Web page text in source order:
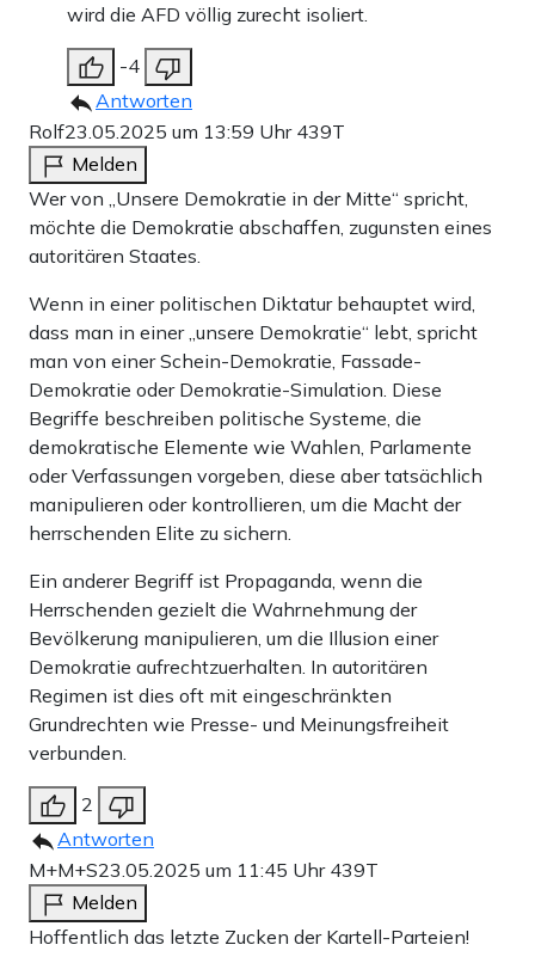
wird die AFD völlig zurecht isoliert.
-4
Antworten
Rolf23.05.2025 um 13:59 Uhr 439T
Melden
Wer von „Unsere Demokratie in der Mitte“ spricht,
möchte die Demokratie abschaffen, zugunsten eines
autoritären Staates.
Wenn in einer politischen Diktatur behauptet wird,
dass man in einer „unsere Demokratie“ lebt, spricht
man von einer Schein-Demokratie, Fassade-
Demokratie oder Demokratie-Simulation. Diese
Begriffe beschreiben politische Systeme, die
demokratische Elemente wie Wahlen, Parlamente
oder Verfassungen vorgeben, diese aber tatsächlich
manipulieren oder kontrollieren, um die Macht der
herrschenden Elite zu sichern.
Ein anderer Begriff ist Propaganda, wenn die
Herrschenden gezielt die Wahrnehmung der
Bevölkerung manipulieren, um die Illusion einer
Demokratie aufrechtzuerhalten. In autoritären
Regimen ist dies oft mit eingeschränkten
Grundrechten wie Presse- und Meinungsfreiheit
verbunden.
2
Antworten
M+M+S23.05.2025 um 11:45 Uhr 439T
Melden
Hoffentlich das letzte Zucken der Kartell-Parteien!